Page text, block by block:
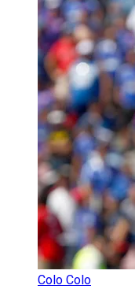
Colo Colo